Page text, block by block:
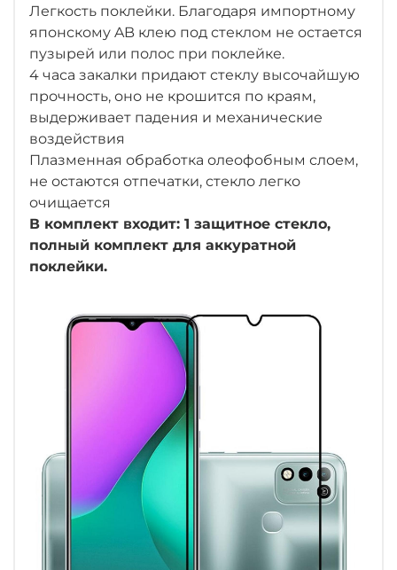
Легкость поклейки. Благодаря импортному
японскому AB клею под стеклом не остается
пузырей или полос при поклейке.
4 часа закалки придают стеклу высочайшую
прочность, оно не крошится по краям,
выдерживает падения и механические
воздействия
Плазменная обработка олеофобным слоем,
не остаются отпечатки, стекло легко
очищается
В комплект входит: 1 защитное стекло,
полный комплект для аккуратной
поклейки.